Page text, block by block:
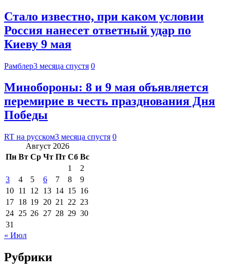
Стало известно, при каком условии
Россия нанесет ответный удар по
Киеву 9 мая
Рамблер3 месяца спустя 0
Минобороны: 8 и 9 мая объявляется
перемирие в честь празднования Дня
Победы
RT на русском3 месяца спустя 0
Август 2026
Пн Вт Ср Чт Пт Сб Вс
1
2
3
4 5 6 7 8
9
10 11 12 13 14 15 16
17 18 19 20 21 22 23
24 25 26 27 28 29 30
31
« Июл
Рубрики